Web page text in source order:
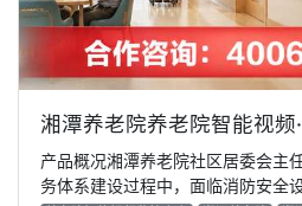
湘潭养老院养老院智能视频
产品概况湘潭养老院社区居委会主
务体系建设过程中，面临消防安全